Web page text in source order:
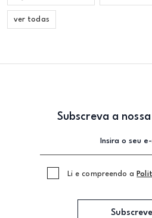
ver todas
Subscreva a
Li e compreendo a